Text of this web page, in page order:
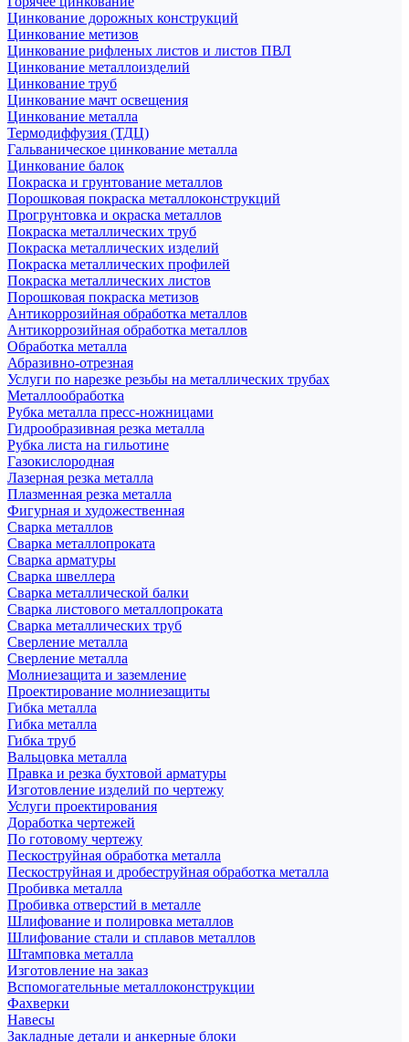
Цинкование дорожных конструкций
Цинкование метизов
Цинкование рифленых листов и листов ПВЛ
Цинкование металлоизделий
Цинкование труб
Цинкование мачт освещения
Цинкование металла
Термодиффузия (ТДЦ)
Гальваническое цинкование металла
Цинкование балок
Покраска и грунтование металлов
Порошковая покраска металлоконструкций
Прогрунтовка и окраска металлов
Покраска металлических труб
Покраска металлических изделий
Покраска металлических профилей
Покраска металлических листов
Порошковая покраска метизов
Антикоррозийная обработка металлов
Антикоррозийная обработка металлов
Обработка металла
Абразивно-отрезная
Услуги по нарезке резьбы на металлических трубах
Металлообработка
Рубка металла пресс-ножницами
Гидрообразивная резка металла
Рубка листа на гильотине
Газокислородная
Лазерная резка металла
Плазменная резка металла
Фигурная и художественная
Сварка металлов
Сварка металлопроката
Сварка арматуры
Сварка швеллера
Сварка металлической балки
Сварка листового металлопроката
Сварка металлических труб
Сверление металла
Сверление металла
Молниезащита и заземление
Проектирование молниезащиты
Гибка металла
Гибка металла
Гибка труб
Вальцовка металла
Правка и резка бухтовой арматуры
Изготовление изделий по чертежу
Услуги проектирования
Доработка чертежей
По готовому чертежу
Пескоструйная обработка металла
Пескоструйная и дробеструйная обработка металла
Пробивка металла
Пробивка отверстий в металле
Шлифование и полировка металлов
Шлифование стали и сплавов металлов
Штамповка металла
Изготовление на заказ
Вспомогательные металлоконструкции
Фахверки
Навесы
Закладные детали и анкерные блоки